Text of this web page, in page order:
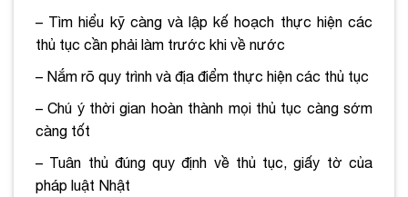
– Tìm hiểu kỹ càng và lập kế hoạch thực hiện các
thủ tục cần phải làm trước khi về nước
– Nắm rõ quy trình và địa điểm thực hiện các thủ tục
– Chú ý thời gian hoàn thành mọi thủ tục càng sớm
càng tốt
– Tuân thủ đúng quy định về thủ tục, giấy tờ của
pháp luật Nhật